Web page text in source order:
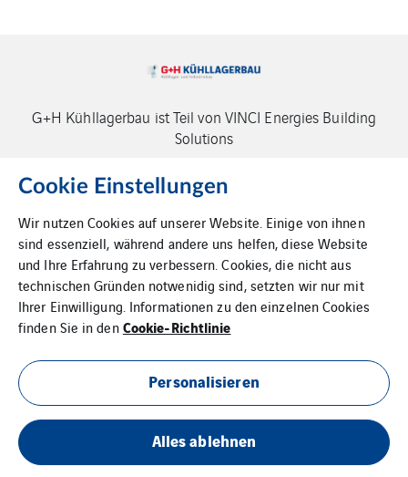
G+H Kühllagerbau ist Teil von VINCI Energies Building
Solutions
Impressum
Datenschutz
Cookie Richtlinien
AGBs
Cookie Einstellungen
Wir nutzen Cookies auf unserer Website. Einige von ihnen
sind essenziell, während andere uns helfen, diese Website
und Ihre Erfahrung zu verbessern. Cookies, die nicht aus
technischen Gründen notwenidig sind, setzten wir nur mit
Ihrer Einwilligung. Informationen zu den einzelnen Cookies
finden Sie in denCookie-Richtlinie
Personalisieren
Alles ablehnen